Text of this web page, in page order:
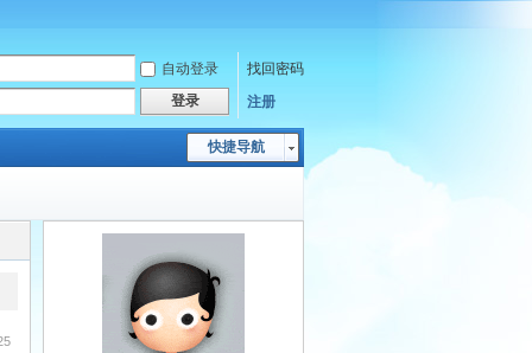
自动登录
找回密码
登录 注册
快捷导航